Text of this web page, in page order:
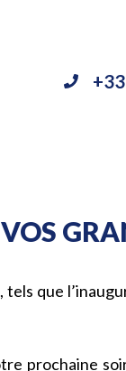
, tels que
prochaine